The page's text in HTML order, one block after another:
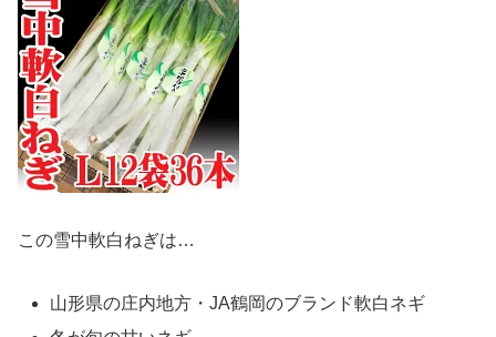
この雪中軟白ねぎは…
山形県の庄内地方・JA鶴岡のブランド軟白ネギ